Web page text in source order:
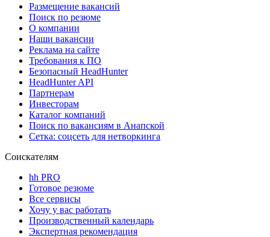
Размещение вакансий
Поиск по резюме
О компании
Наши вакансии
Реклама на сайте
Требования к ПО
Безопасный HeadHunter
HeadHunter API
Партнерам
Инвесторам
Каталог компаний
Поиск по вакансиям в Анапской
Сетка: соцсеть для нетворкинга
Соискателям
hh PRO
Готовое резюме
Все сервисы
Хочу у вас работать
Производственный календарь
Экспертная рекомендация